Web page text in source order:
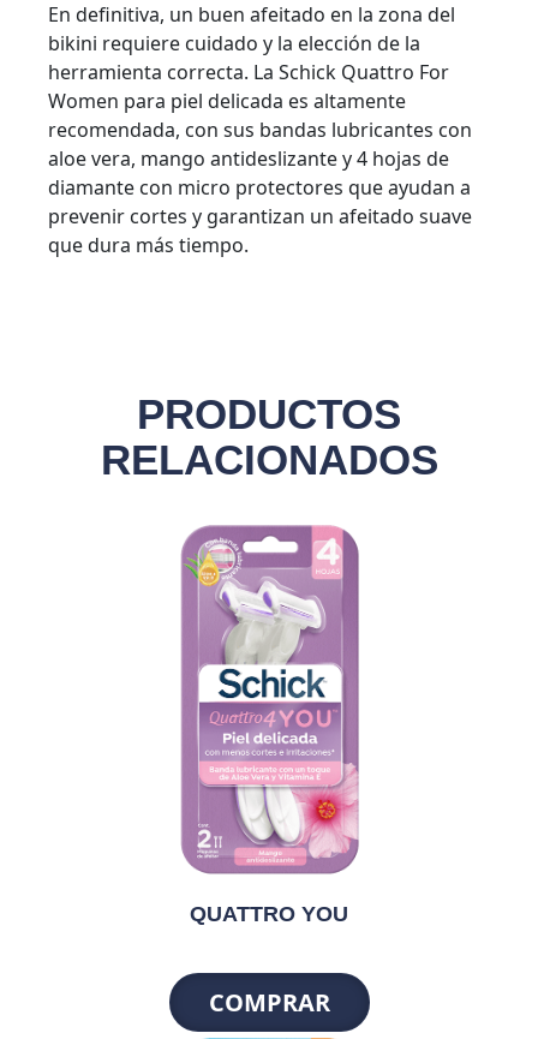
En definitiva, un buen afeitado en la zona del
bikini requiere cuidado y la elección de la
herramienta correcta. La Schick Quattro For
Women para piel delicada es altamente
recomendada, con sus bandas lubricantes con
aloe vera, mango antideslizante y 4 hojas de
diamante con micro protectores que ayudan a
prevenir cortes y garantizan un afeitado suave
que dura más tiempo.
PRODUCTOS
RELACIONADOS
QUATTRO YOU
COMPRAR